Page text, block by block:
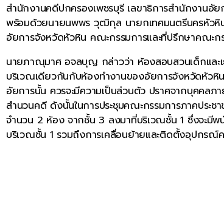
สำนักงานคดีปกครองเพชรบุรี เลขาธิการสำนักงาน
พร้อมด้วยนายนพพร วุฒิกุล นายกเทศมนตรีนครหัวหิ
อัยการจังหวัดหัวหิน คณะกรรมการและที่ปรึกษาคณะก
นายภาณุมาศ อจลบุญ กล่าวว่า ห้องสอบสวนเด็กแล
บริเวณเดียวกันกับห้องทำงานของอัยการจังหวัดหัว
อัยการนั้น ควรจะมีความเป็นส่วนตัว ปราศจากบุคคล
สำนวนคดี ดังนั้นในการประชุมคณะกรรมการภาคประช
จำนวน 2 ห้อง จากชั้น 3 ลงมาที่บริเวณชั้น 1 ซึ่งจะมี
บริเวณชั้น 1 รวมถึงการเคลื่อนย้ายและติดตั้งอุปกร